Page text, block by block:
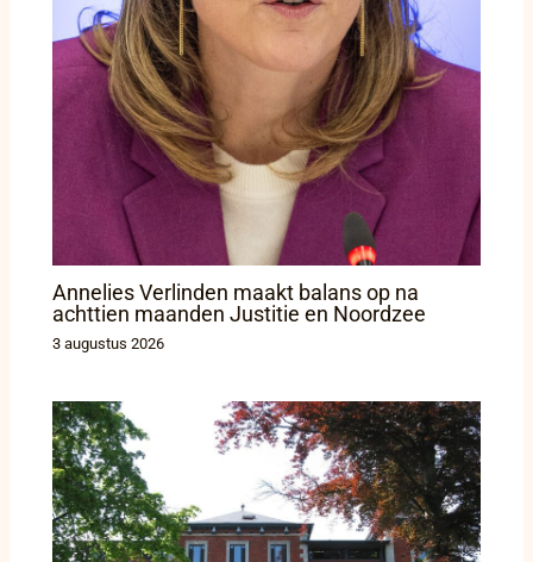
Annelies Verlinden maakt balans op na
achttien maanden Justitie en Noordzee
3 augustus 2026